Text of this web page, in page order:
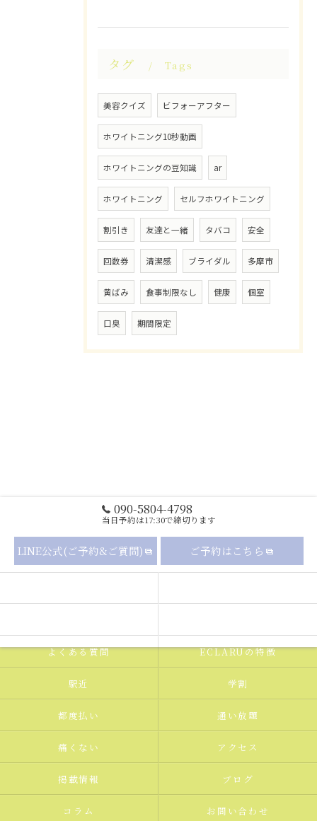
タグ Tags
美容クイズ ビフォーアフター
ホワイトニング10秒動画
ホワイトニングの豆知識 ar
ホワイトニング セルフホワイトニング
割引き 友達と一緒 タバコ 安全
回数券 清潔感 ブライダル 多摩市
黄ばみ 食事制限なし 健康 個室
口臭 期間限定
090-5804-4798
当日予約は17:30で締切ります
LINE公式(ご予約&ご質問) ご予約はこちら
よくある質問 ECLARUの特徴
駅近 学割
都度払い 通い放題
痛くない アクセス
掲載情報 ブログ
コラム お問い合わせ